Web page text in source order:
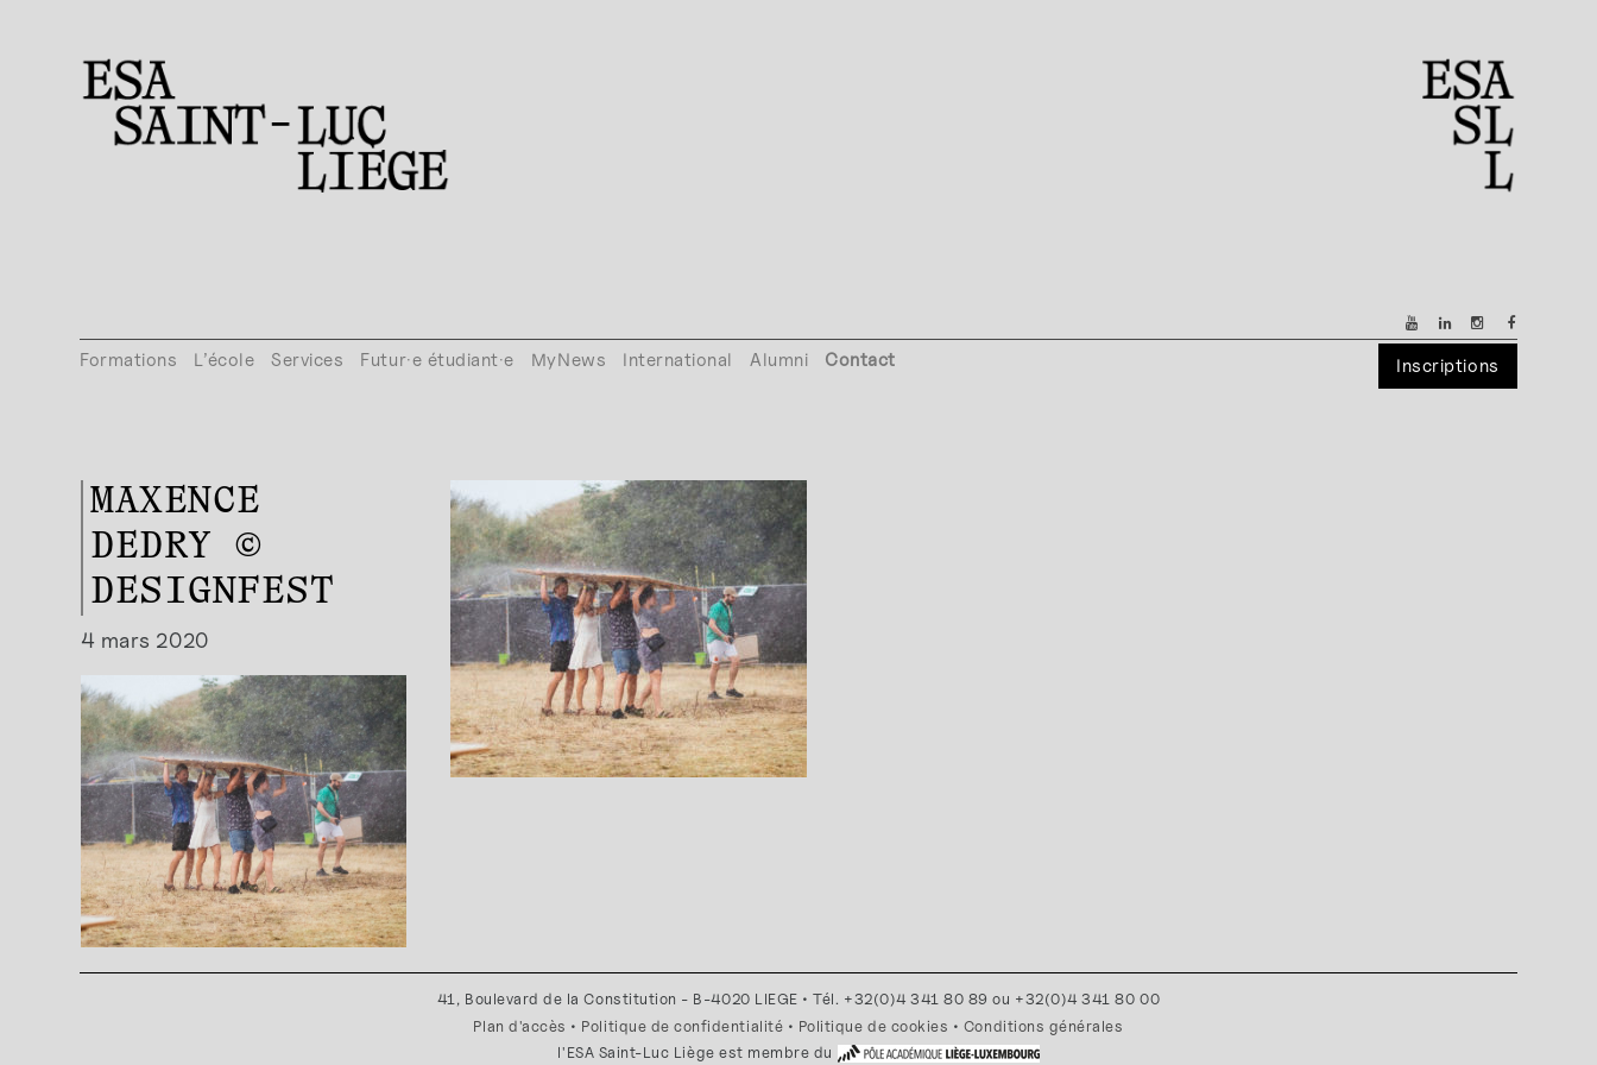
Formations L’école Services Futur·e étudiant·e MyNews International Alumni Contact Inscriptions
MAXENCE
DEDRY ©
DESIGNFEST
4 mars 2020
41, Boulevard de la Constitution - B-4020 LIEGE • Tél. +32(0)4 341 80 89 ou +32(0)4 341 80 00
Plan d'accès • Politique de confidentialité • Politique de cookies • Conditions générales
l'ESA Saint-Luc Liège est membre du